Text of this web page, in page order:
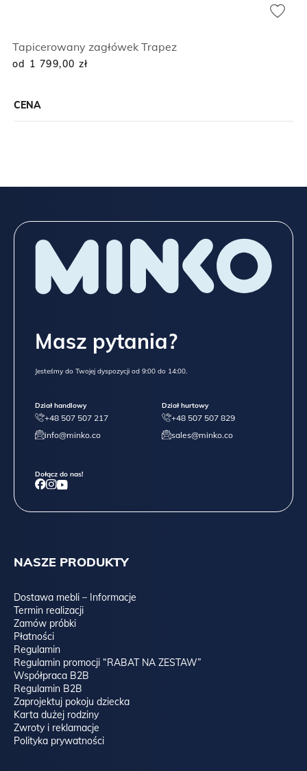
CENA
Tapicerowany zagłówek Trapez
od 1 799,00 zł
NASZE PRODUKTY
Dostawa mebli – Informacje
Termin realizacji
Zamów próbki
Płatności
Regulamin
Regulamin promocji “RABAT NA ZESTAW”
Współpraca B2B
Regulamin B2B
Zaprojektuj pokoju dziecka
Karta dużej rodziny
Zwroty i reklamacje
Polityka prywatności
Masz pytania?
Jesteśmy do Twojej dyspozycji od 9:00 do 14:00.
Dział handlowy
+48 507 507 217
info@minko.co
Dział hurtowy
+48 507 507 829
sales@minko.co
Dołącz do nas!